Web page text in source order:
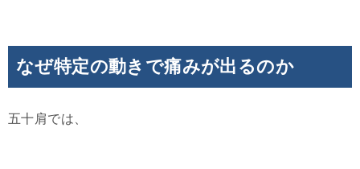
なぜ特定の動きで痛みが出るのか
五十肩では、